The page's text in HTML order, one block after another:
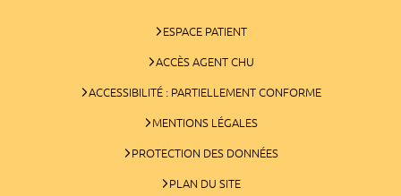
ESPACE PATIENT
ACCÈS AGENT CHU
ACCESSIBILITÉ : PARTIELLEMENT CONFORME
MENTIONS LÉGALES
PROTECTION DES DONNÉES
PLAN DU SITE